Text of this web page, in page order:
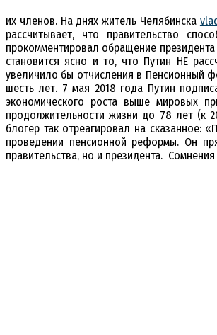
их членов. На днях житель Челябинска
рассчитывает, что правительство
прокомментировал обращение
становится ясно и то, что Путин НЕ
увеличило бы отчисления в Пенсионный
шесть лет. 7 мая 2018 года Путин
экономического роста выше мировых
продолжительности жизни до 78 лет (к
блогер так отреагировал на сказанное:
проведении пенсионной реформы. Он
правительства, но и президента.